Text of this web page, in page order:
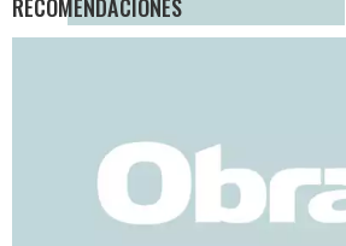
RECOMENDACIONES